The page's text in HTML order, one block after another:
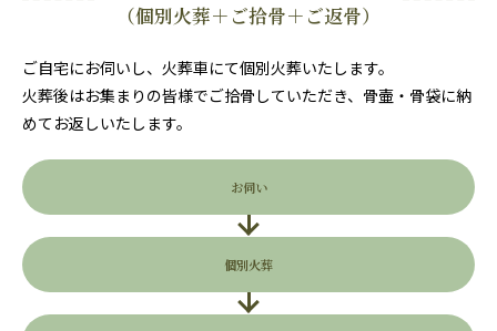
（個別火葬＋ご拾骨＋ご返骨）
ご自宅にお伺いし、火葬車にて個別火葬いたします。
火葬後はお集まりの皆様でご拾骨していただき、骨壷・骨袋に納
めてお返しいたします。
お伺い
個別火葬